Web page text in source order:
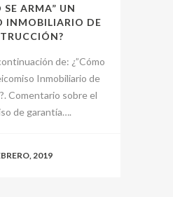
SE ARMA” UN
INMOBILIARIO DE
de: ¿”Cómo
Inmobiliario de
Comentario sobre el
de garantía….
2019